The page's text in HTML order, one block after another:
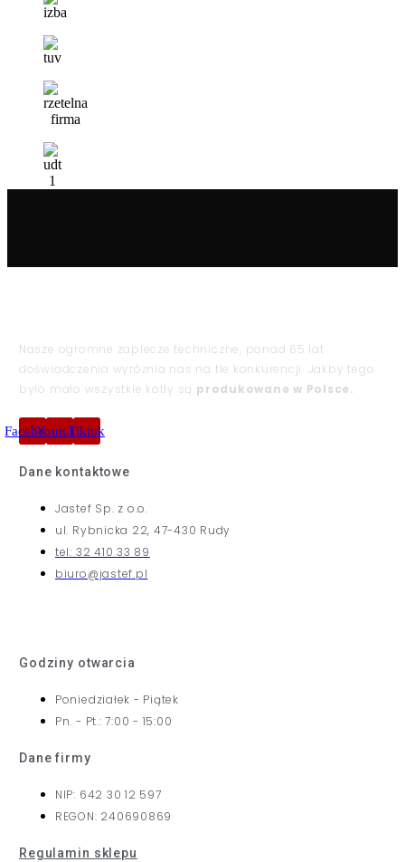
Nasze ogromne zaplecze techniczne, ponad 65 lat
doświadczenia wyróżnia nas na tle konkurencji. Jakby tego
było mało wszystkie kotły są produkowane w Polsce.
FacebookYoutubeTiktok
Dane kontaktowe
Jastef Sp. z o.o.
ul. Rybnicka 22, 47-430 Rudy
tel: 32 410 33 89
biuro@jastef.pl
Godziny otwarcia
Poniedziałek - Piątek
Pn. - Pt.: 7:00 - 15:00
Dane firmy
NIP: 642 30 12 597
REGON: 240690869
Regulamin sklepu